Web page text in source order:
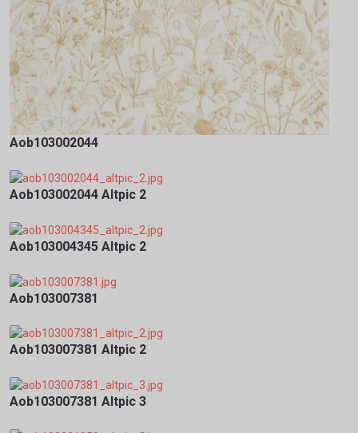
Aob103002044
Aob103002044 Altpic 2
Aob103004345 Altpic 2
Aob103007381
Aob103007381 Altpic 2
Aob103007381 Altpic 3